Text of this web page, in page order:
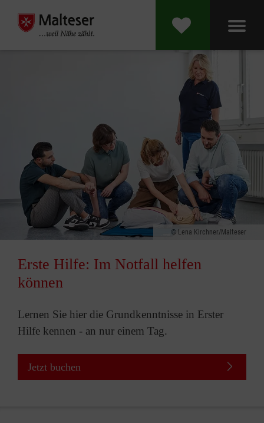
Lena Kirchner/Malteser
Erste Hilfe: Im Notfall helfen
können
Lernen Sie hier die Grundkenntnisse in Erster
Hilfe kennen - an nur einem Tag.
Jetzt buchen